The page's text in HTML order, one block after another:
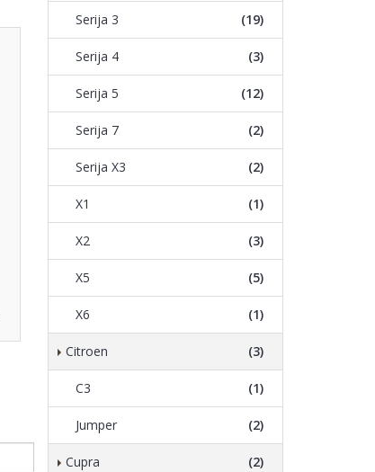
Serija 3 (19)
Serija 4 (3)
Serija 5 (12)
Serija 7 (2)
Serija X3 (2)
X1 (1)
X2 (3)
X5 (5)
X6 (1)
Citroen (3)
C3 (1)
Jumper (2)
Cupra (2)